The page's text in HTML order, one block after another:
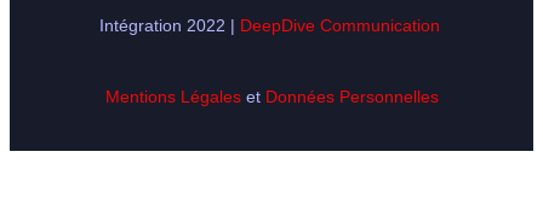
Intégration 2022 | DeepDive Communication
Mentions Légaleset Données Personnelles